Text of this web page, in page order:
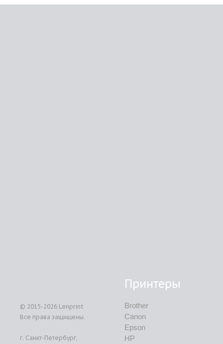
© 2015-2026 Lenprint
Все права защищены.
г. Санкт-Петербург,
Принтеры
Brother
Canon
Epson
HP